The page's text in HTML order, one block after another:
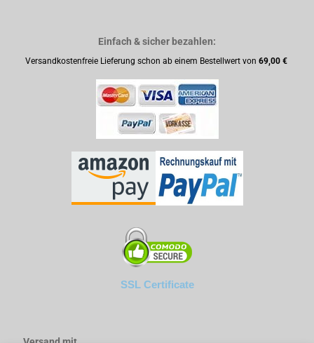
Einfach & sicher bezahlen:
Versandkostenfreie Lieferung schon ab einem Bestellwert von 69,00 €
SSL Certificate